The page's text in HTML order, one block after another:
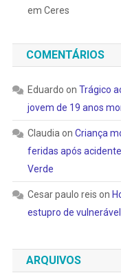
em Ceres
COMENTÁRIOS
Eduardo on Trágico
jovem de 19 anos
Claudia on Criança
feridas após
Verde
Cesar paulo reis on
estupro de
ARQUIVOS